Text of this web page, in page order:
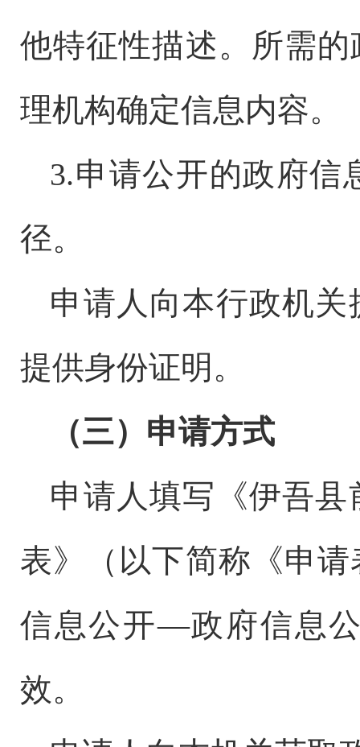
他特征性描述。所需
理机构确定信息内容。
3.申请公开的政府信
径。
申请人向本行政机
提供身份证明。
（三）申请方式
申请人填写《伊吾县
表》（以下简称《申
信息公开—政府信息
效。